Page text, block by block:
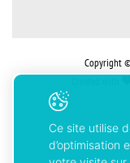
Copyright ©
Ce site utilise
d’optimisation